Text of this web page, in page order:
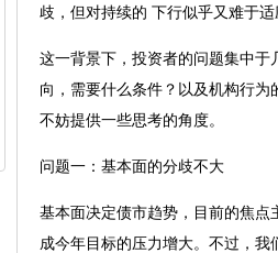
歧，但对持续的 下行似乎又难于
这一背景下，投资者的问题集中于
向，需要什么条件？以及机构行
不妨提供一些思考的角度。
问题一：基本面的分歧不大
基本面决定债市趋势，目前的焦
成今年目标的压力增大。不过，我